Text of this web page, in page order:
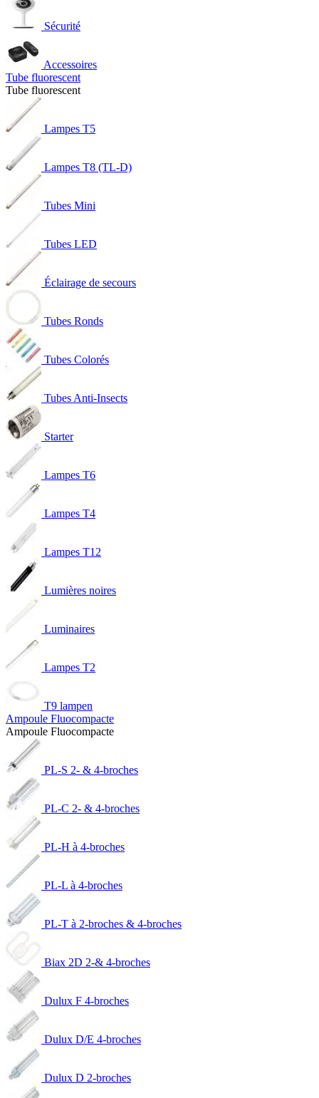
Sécurité
Accessoires
Tube fluorescent
Tube fluorescent
Lampes T5
Lampes T8 (TL-D)
Tubes Mini
Tubes LED
Éclairage de secours
Tubes Ronds
Tubes Colorés
Tubes Anti-Insects
Starter
Lampes T6
Lampes T4
Lampes T12
Lumières noires
Luminaires
Lampes T2
T9 lampen
Ampoule Fluocompacte
Ampoule Fluocompacte
PL-S 2- & 4-broches
PL-C 2- & 4-broches
PL-H à 4-broches
PL-L à 4-broches
PL-T à 2-broches & 4-broches
Biax 2D 2-& 4-broches
Dulux F 4-broches
Dulux D/E 4-broches
Dulux D 2-broches